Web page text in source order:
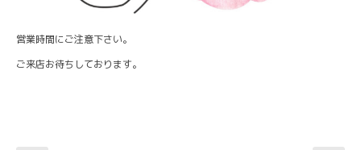
営業時間にご注意下さい。
ご来店お待ちしております。